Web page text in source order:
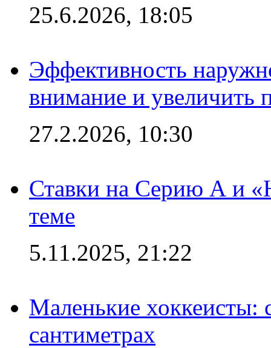
25.6.2026, 18:05
Эффективность
внимание и увеличить
27.2.2026, 10:30
Ставки на Серию А и
теме
5.11.2025, 21:22
Маленькие хоккеисты:
сантиметрах